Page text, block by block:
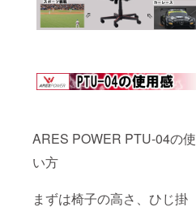
ARES POWER PTU-04の使
い方
まずは椅子の高さ、ひじ掛